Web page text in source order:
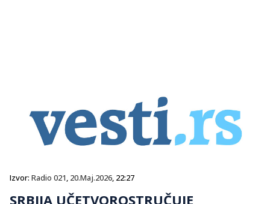
Izvor: Radio 021, 20.Maj.2026, 22:27
SRBIJA UČETVOROSTRUČUJE